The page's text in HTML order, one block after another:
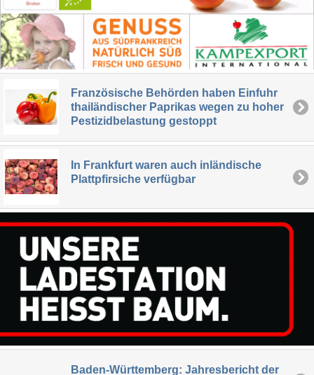
Französische Behörden haben Einfuhr
thailändischer Paprikas wegen zu hoher
Pestizidbelastung gestoppt
In Frankfurt waren auch inländische
Plattpfirsiche verfügbar
Baden-Württemberg: Jahresbericht der